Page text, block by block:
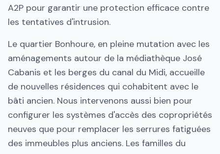
A2P pour garantir une protection efficace contre
les tentatives d'intrusion.
Le quartier Bonhoure, en pleine mutation avec les
aménagements autour de la médiathèque José
Cabanis et les berges du canal du Midi, accueille
de nouvelles résidences qui cohabitent avec le
bâti ancien. Nous intervenons aussi bien pour
configurer les systèmes d'accès des copropriétés
neuves que pour remplacer les serrures fatiguées
des immeubles plus anciens. Les familles du